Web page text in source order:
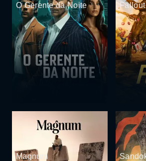
O Gerente da Noite Fallout
Magnum